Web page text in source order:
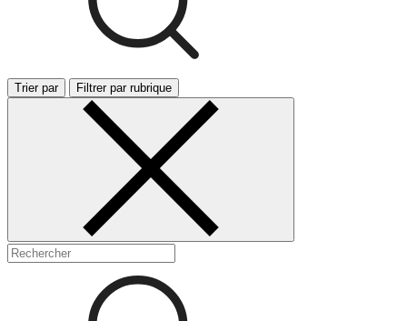
Trier par Filtrer par rubrique